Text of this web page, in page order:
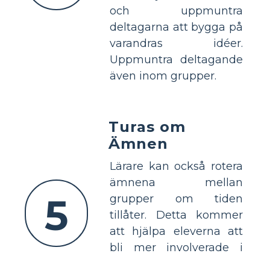
och uppmuntra
deltagarna att bygga på
varandras idéer.
Uppmuntra deltagande
även inom grupper.
5
Turas om
Ämnen
Lärare kan också rotera
ämnena mellan
grupper om tiden
tillåter. Detta kommer
att hjälpa eleverna att
bli mer involverade i